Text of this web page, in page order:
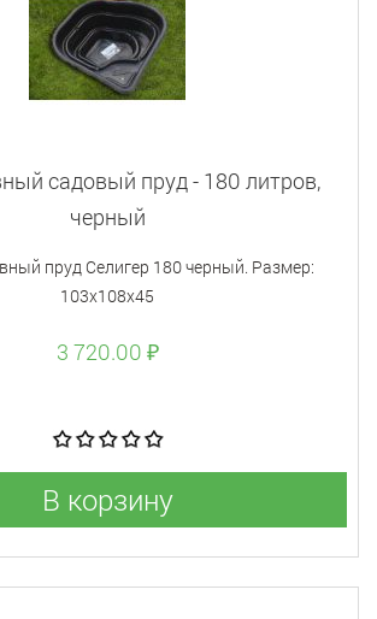
садовый пруд - 180 литров,
черный
пруд Селигер 180 черный. Размер:
103х108х45
3 720.00 ₽
В корзину